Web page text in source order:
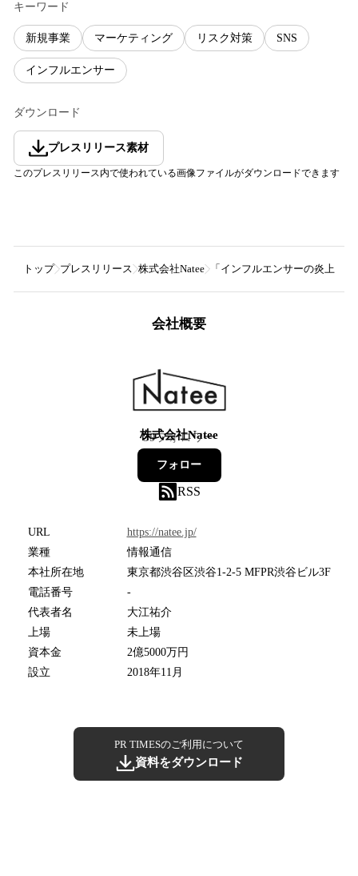
キーワード
新規事業 マーケティング リスク対策 SNS
インフルエンサー
ダウンロード
プレスリリース素材
このプレスリリース内で使われている画像ファイルがダウンロードできます
トップ プレスリリース 株式会社Natee 「インフルエンサーの炎上」
会社概要
株式会社Natee
39フォロワー
フォロー
RSS
URL
https://natee.jp/
業種
情報通信
本社所在地
東京都渋谷区渋谷1-2-5 MFPR渋谷ビル3F
電話番号
-
代表者名
大江祐介
上場
未上場
資本金
2億5000万円
設立
2018年11月
PR TIMESのご利用について
資料をダウンロード